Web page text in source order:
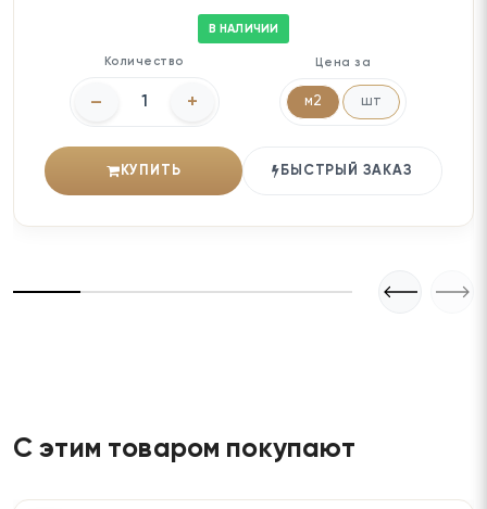
В НАЛИЧИИ
Количество
– +
Цена за
м2 шт
КУПИТЬ БЫСТРЫЙ ЗАКАЗ
С этим товаром покупают